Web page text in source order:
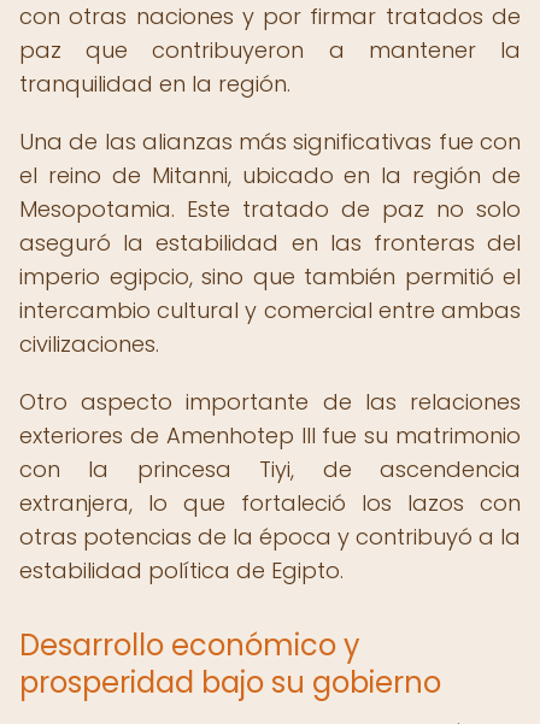
con otras naciones y por firmar tratados de
paz que contribuyeron a mantener la
tranquilidad en la región.
Una de las alianzas más significativas fue con
el reino de Mitanni, ubicado en la región de
Mesopotamia. Este tratado de paz no solo
aseguró la estabilidad en las fronteras del
imperio egipcio, sino que también permitió el
intercambio cultural y comercial entre ambas
civilizaciones.
Otro aspecto importante de las relaciones
exteriores de Amenhotep III fue su matrimonio
con la princesa Tiyi, de ascendencia
extranjera, lo que fortaleció los lazos con
otras potencias de la época y contribuyó a la
estabilidad política de Egipto.
Desarrollo económico y
prosperidad bajo su gobierno